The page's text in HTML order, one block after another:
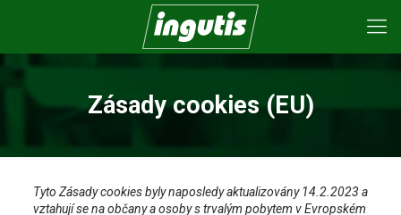
Zásady cookies (EU)
Tyto Zásady cookies byly naposledy aktualizovány 14.2.2023 a
vztahují se na občany a osoby s trvalým pobytem v Evropském